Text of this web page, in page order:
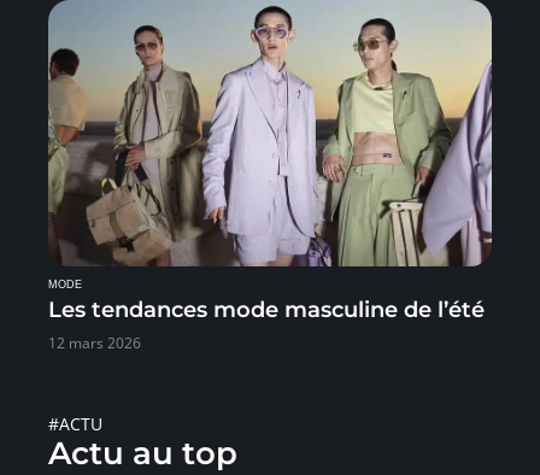
MODE
Les tendances mode masculine de l’été
12 mars 2026
#ACTU
Actu au top